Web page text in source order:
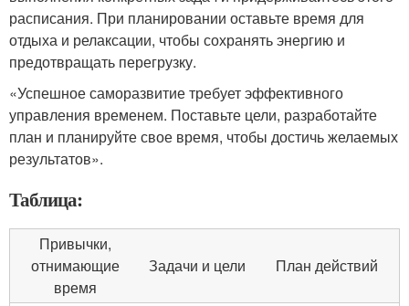
расписания. При планировании оставьте время для
отдыха и релаксации, чтобы сохранять энергию и
предотвращать перегрузку.
«Успешное саморазвитие требует эффективного
управления временем. Поставьте цели, разработайте
план и планируйте свое время, чтобы достичь желаемых
результатов».
Таблица:
Привычки,
отнимающие
время
Задачи и цели План действий